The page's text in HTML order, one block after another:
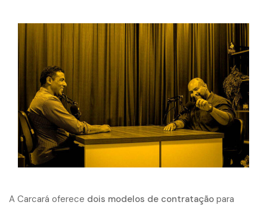
A Carcará oferece dois modelos de contratação para